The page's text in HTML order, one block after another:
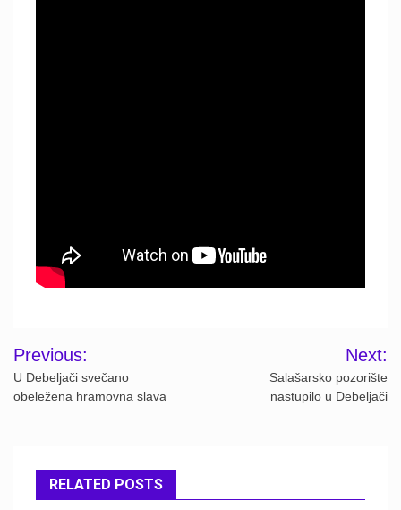
Post
navigation
Previous:
U Debeljači svečano
obeležena hramovna slava
Next:
Salašarsko pozorište
nastupilo u Debeljači
RELATED POSTS